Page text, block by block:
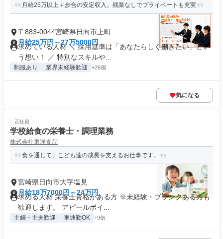
月給25万以上＋歩合の安定収入。残業なしでプライベートも充実
〒883-0044宮崎県日向市上町
月給25万円～27万5000円
求めている人材 ＼ 採用基準は「あなたらしく働きたい」とい
う想い！ ／ 特別なスキルや...
制服あり 業界未経験歓迎 +26個
気になる
正社員
学校給食の栄養士・調理業務
株式会社東洋食品
食を通じて、こども達の成長を支えるお仕事です。
宮崎県日向市大字塩見
月給18万7000円～24万円
求める人材 栄養士資格がある方 ※未経験・ブランクある方も
歓迎します。 アピールポイ...
主婦・主夫歓迎 車通勤OK +9個